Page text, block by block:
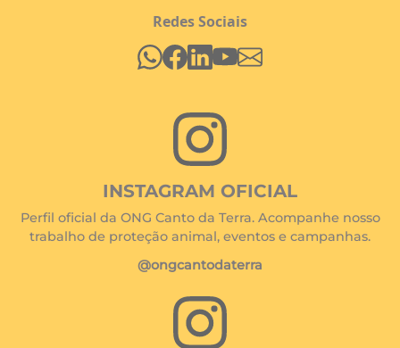
Redes Sociais
INSTAGRAM OFICIAL
Perfil oficial da ONG Canto da Terra. Acompanhe nosso
trabalho de proteção animal, eventos e campanhas.
@ongcantodaterra